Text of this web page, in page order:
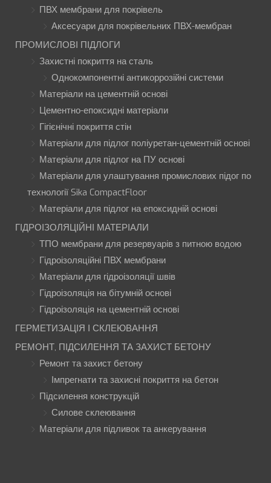
ПВХ мембрани для покрівель
Аксесуари для покрівельних ПВХ-мембран
ПРОМИСЛОВІ ПІДЛОГИ
Захистні покриття на сталь
Однокомпонентні антикоррозійні системи
Матеріали на цементній основі
Цементно-епоксидні матеріали
Гігієнічні покриття стін
Матеріали для підлог поліуретан-цементній основі
Матеріали для підлог на ПУ основі
Матеріали для улаштування промислових підог по
технології Sika CompactFloor
Матеріали для підлог на епоксидній основі
ГІДРОІЗОЛЯЦІЙНІ МАТЕРІАЛИ
ТПО мембрани для резервуарів з питною водою
Гідроізоляційні ПВХ мембрани
Матеріали для гідроізоляції швів
Гідроізоляція на бітумній основі
Гідроізоляція на цементній основі
ГЕРМЕТИЗАЦІЯ І СКЛЕЮВАННЯ
РЕМОНТ, ПІДСИЛЕННЯ ТА ЗАХИСТ БЕТОНУ
Ремонт та захист бетону
Імпрегнати та захисні покриття на бетон
Підсилення конструкцій
Силове склеювання
Матеріали для підливок та анкерування